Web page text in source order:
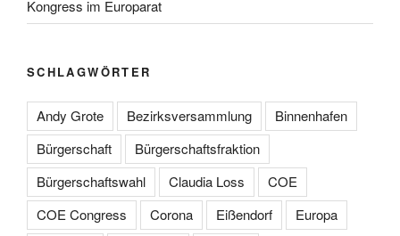
Kongress im Europarat
SCHLAGWÖRTER
Andy Grote Bezirksversammlung
Binnenhafen
Bürgerschaft
Bürgerschaftsfraktion
Bürgerschaftswahl
Claudia Loss
COE
COE Congress
Corona Eißendorf
Europa